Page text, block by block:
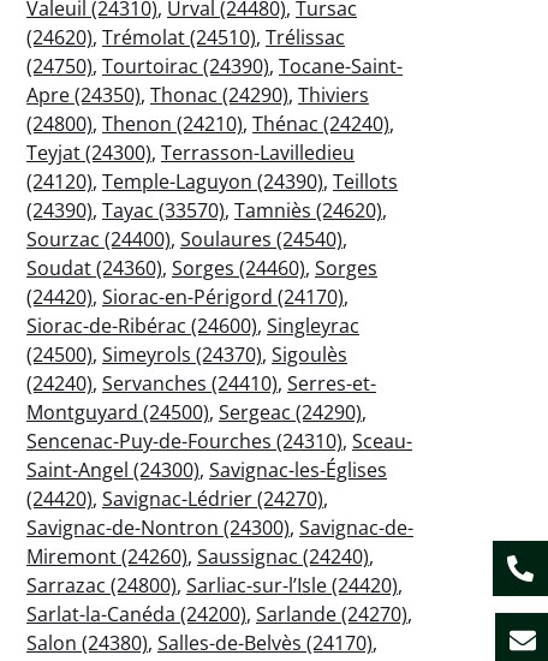
Valeuil (24310), Urval (24480), Tursac
(24620), Trémolat (24510), Trélissac
(24750), Tourtoirac (24390), Tocane-Saint-
Apre (24350), Thonac (24290), Thiviers
(24800), Thenon (24210), Thénac (24240),
Teyjat (24300), Terrasson-Lavilledieu
(24120), Temple-Laguyon (24390), Teillots
(24390), Tayac (33570), Tamniès (24620),
Sourzac (24400), Soulaures (24540),
Soudat (24360), Sorges (24460), Sorges
(24420), Siorac-en-Périgord (24170),
Siorac-de-Ribérac (24600), Singleyrac
(24500), Simeyrols (24370), Sigoulès
(24240), Servanches (24410), Serres-et-
Montguyard (24500), Sergeac (24290),
Sencenac-Puy-de-Fourches (24310), Sceau-
Saint-Angel (24300), Savignac-les-Églises
(24420), Savignac-Lédrier (24270),
Savignac-de-Nontron (24300), Savignac-de-
Miremont (24260), Saussignac (24240),
Sarrazac (24800), Sarliac-sur-l’Isle (24420),
Sarlat-la-Canéda (24200), Sarlande (24270),
Salon (24380), Salles-de-Belvès (24170),